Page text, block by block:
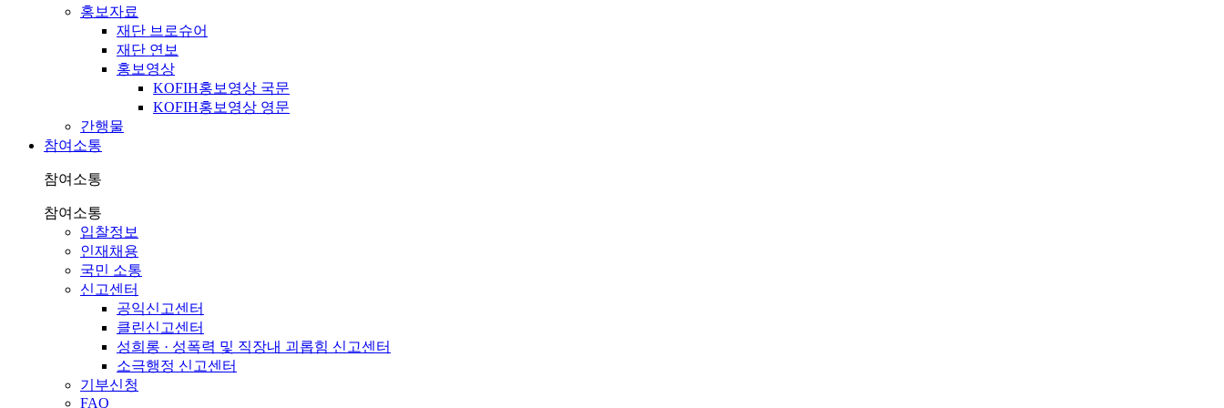
홍보자료
재단 브로슈어
재단 연보
홍보영상
KOFIH홍보영상 국문
KOFIH홍보영상 영문
간행물
참여소통
참여소통
참여소통
입찰정보
인재채용
국민 소통
신고센터
공익신고센터
클린신고센터
성희롱 · 성폭력 및 직장내 괴롭힘 신고센터
소극행정 신고센터
기부신청
FAQ